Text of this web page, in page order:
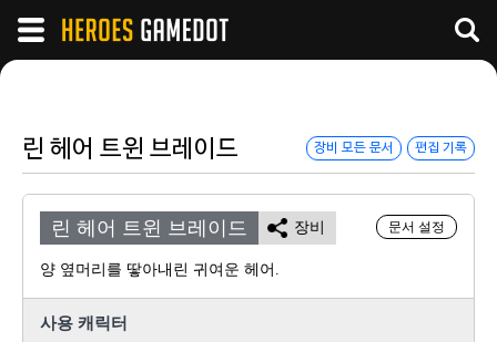
린 헤어 트윈 브레이드 장비 모든 문서 편집 기록
문서 설정
린 헤어 트윈 브레이드 장비
양 옆머리를 땋아내린 귀여운 헤어.
사용 캐릭터